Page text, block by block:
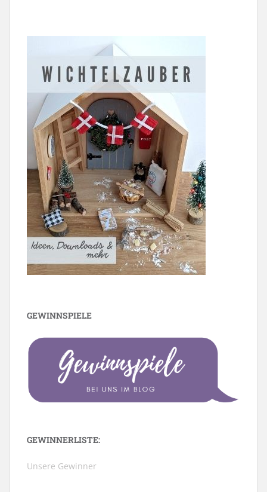
GEWINNSPIELE
GEWINNERLISTE:
Unsere Gewinner